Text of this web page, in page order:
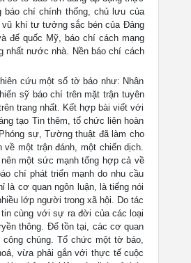
báo chí chính thống, chủ lưu của
vũ khí tư tưởng sắc bén của Đảng
đế quốc Mỹ, báo chí cách mạng
nhất nước nhà. Nền báo chí cách
cứu một số tờ báo như: Nhân
sỹ báo chí trên mặt trận tuyên
trang nhất. Kết hợp bài viết với
tạo Tin thêm, tổ chức liên hoàn
sự, Tường thuật đã làm cho
một trận đánh, một chiến dịch.
một sức mạnh tổng hợp cả về
chí phát triển mạnh do nhu cầu
là cơ quan ngôn luận, là tiếng nói
lớp người trong xã hội. Do tác
cùng với sự ra đời của các loại
thông. Để tồn tại, các cơ quan
chúng. Tổ chức một tờ báo,
vừa phải gắn với thực tế cuộc